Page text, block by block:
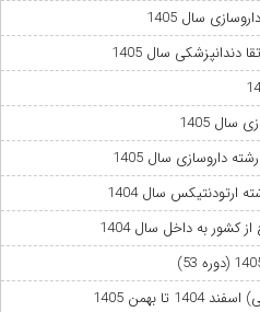
سال 1405
دندانپزشکی سال 1405
1405
داروسازی سال 1405
ارتودنتیکس سال 1404
کشور به داخل سال 1404
بهمن 1405